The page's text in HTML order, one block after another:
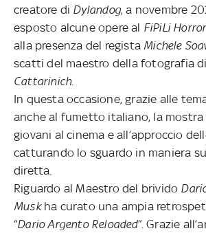
creatore di Dylandog, a novembre
esposto alcune opere al FiPiLi
alla presenza del registaMichele
scatti del maestro della fotografia
Cattarinich.
In questa occasione, grazie alle
anche al fumetto italiano, la mostra
giovani al cinema e all’approccio
catturando lo sguardo in maniera
diretta.
Riguardo al Maestro del brivido
Muskha curato una ampia
“Dario Argento Reloaded”. Grazie